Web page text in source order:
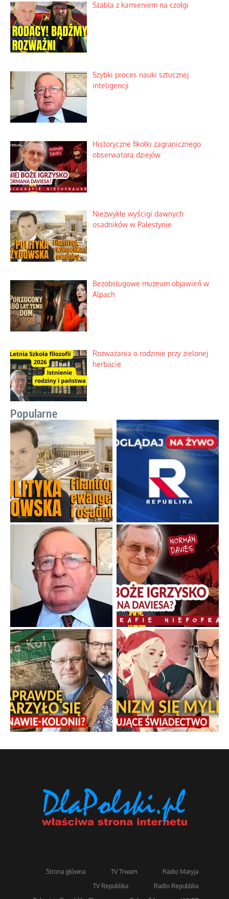
Szabla z kamieniem na czołgi
Szybki proces nauki sztucznej
inteligencji
Historyczne fikołki zagranicznego
obserwatora dziejów
Niezwykłe wyścigi dawnych
osadników w Palestynie
Bezobsługowe muzeum objawień w
Alpach
Rozważania o rodzinie przy zielonej
herbacie
Popularne
Strona główna TV Trwam
Radio Maryja
TV Republika
Radio Republika